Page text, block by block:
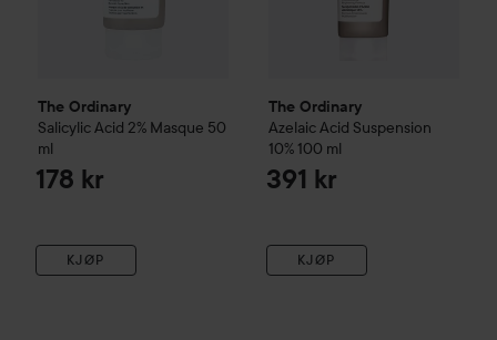
The Ordinary
Salicylic Acid 2% Masque 50
ml
178 kr
KJØP
The Ordinary
Azelaic Acid Suspension
10% 100 ml
391 kr
KJØP